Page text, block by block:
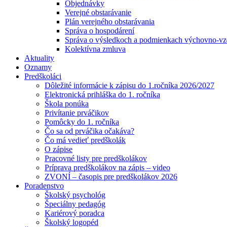
Objednávky
Verejné obstarávanie
Plán verejného obstarávania
Správa o hospodárení
Správa o výsledkoch a podmienkach výchovno-
Kolektívna zmluva
Aktuality
Oznamy
Predškoláci
Dôležité informácie k zápisu do 1.ročníka 2026/2027
Elektronická prihláška do 1. ročníka
Škola ponúka
Privítanie prváčikov
Pomôcky do 1. ročníka
Čo sa od prváčika očakáva?
Čo má vedieť predškolák
O zápise
Pracovné listy pre predškolákov
Príprava predškolákov na zápis – video
ZVONÍ – časopis pre predškolákov 2026
Poradenstvo
Školský psychológ
Špeciálny pedagóg
Kariérový poradca
Školský logopéd